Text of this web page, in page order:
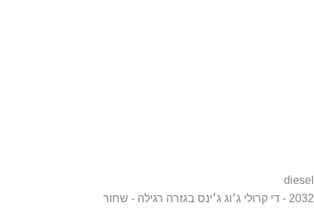
diesel
2032 - די קרולי ג׳וג ג׳ינס בגזרה רגילה - שחור